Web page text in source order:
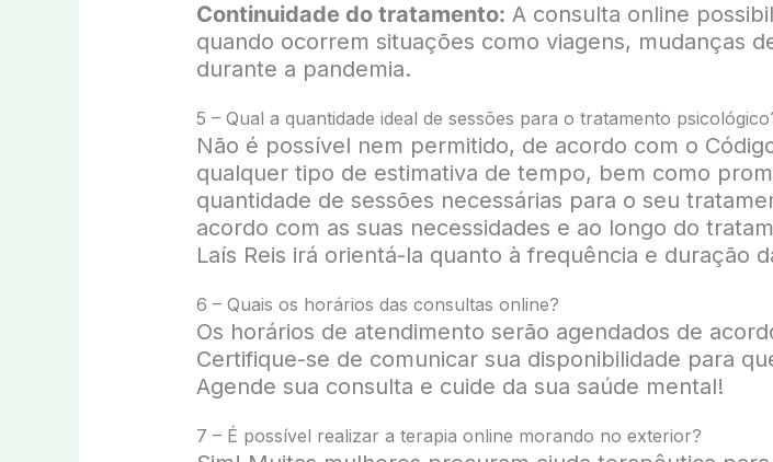
Continuidade do tratamento: A consulta online
quando ocorrem situações como viagens, mudanças
durante a pandemia.
5 – Qual a quantidade ideal de sessões para o tratamento
Não é possível nem permitido, de acordo com o
qualquer tipo de estimativa de tempo, bem como
quantidade de sessões necessárias para o seu
acordo com as suas necessidades e ao longo do
Laís Reis irá orientá-la quanto à frequência e duração
6 – Quais os horários das consultas online?
Os horários de atendimento serão agendados de
Certifique-se de comunicar sua disponibilidade para
Agende sua consulta e cuide da sua saúde mental!
7 – É possível realizar a terapia online morando no exterior?